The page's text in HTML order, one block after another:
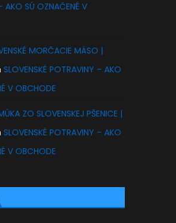
AKO SÚ OZNAČENÉ V
MORČACIE MÄSO |
SLOVENSKÉ POTRAVINY – AKO
V OBCHODE
ZO SLOVENSKEJ PŠENICE |
SLOVENSKÉ POTRAVINY – AKO
V OBCHODE